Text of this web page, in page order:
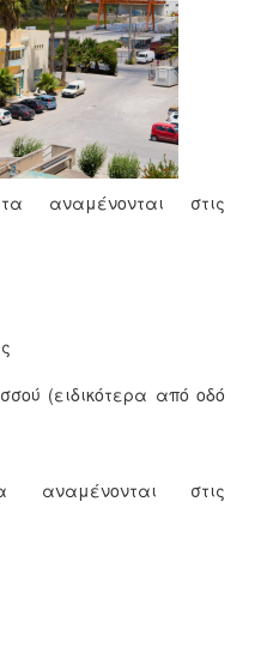
αναμένονται στις
από οδό
αναμένονται στις